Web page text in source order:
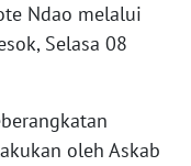
Ndao melalui
Selasa 08
oleh Askab